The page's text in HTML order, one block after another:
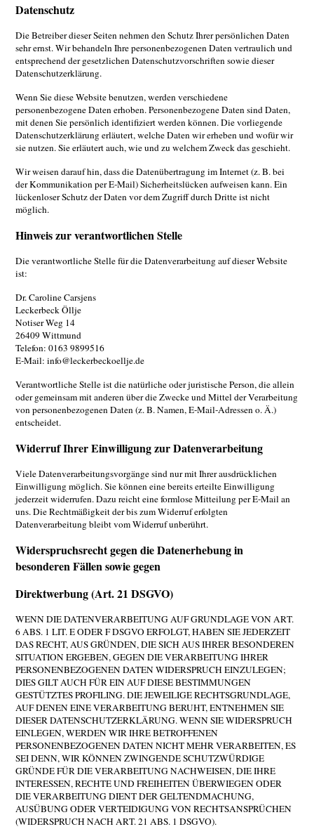
Datenschutz
Die Betreiber dieser Seiten nehmen den Schutz Ihrer persönlichen Daten
sehr ernst. Wir behandeln Ihre personenbezogenen Daten vertraulich und
entsprechend der gesetzlichen Datenschutzvorschriften sowie dieser
Datenschutzerklärung.
Wenn Sie diese Website benutzen, werden verschiedene
personenbezogene Daten erhoben. Personenbezogene Daten sind Daten,
mit denen Sie persönlich identifiziert werden können. Die vorliegende
Datenschutzerklärung erläutert, welche Daten wir erheben und wofür wir
sie nutzen. Sie erläutert auch, wie und zu welchem Zweck das geschieht.
Wir weisen darauf hin, dass die Datenübertragung im Internet (z. B. bei
der Kommunikation per E-Mail) Sicherheitslücken aufweisen kann. Ein
lückenloser Schutz der Daten vor dem Zugriff durch Dritte ist nicht
möglich.
Hinweis zur verantwortlichen Stelle
Die verantwortliche Stelle für die Datenverarbeitung auf dieser Website
ist:
Dr. Caroline Carsjens
Leckerbeck Öllje
Notiser Weg 14
26409 Wittmund
Telefon: 0163 9899516
E-Mail: info@leckerbeckoellje.de
Verantwortliche Stelle ist die natürliche oder juristische Person, die allein
oder gemeinsam mit anderen über die Zwecke und Mittel der Verarbeitung
von personenbezogenen Daten (z. B. Namen, E-Mail-Adressen o. Ä.)
entscheidet.
Widerruf Ihrer Einwilligung zur Datenverarbeitung
Viele Datenverarbeitungsvorgänge sind nur mit Ihrer ausdrücklichen
Einwilligung möglich. Sie können eine bereits erteilte Einwilligung
jederzeit widerrufen. Dazu reicht eine formlose Mitteilung per E-Mail an
uns. Die Rechtmäßigkeit der bis zum Widerruf erfolgten
Datenverarbeitung bleibt vom Widerruf unberührt.
Widerspruchsrecht gegen die Datenerhebung in
besonderen Fällen sowie gegen
Direktwerbung (Art. 21 DSGVO)
WENN DIE DATENVERARBEITUNG AUF GRUNDLAGE VON ART.
6 ABS. 1 LIT. E ODER F DSGVO ERFOLGT, HABEN SIE JEDERZEIT
DAS RECHT, AUS GRÜNDEN, DIE SICH AUS IHRER BESONDEREN
SITUATION ERGEBEN, GEGEN DIE VERARBEITUNG IHRER
PERSONENBEZOGENEN DATEN WIDERSPRUCH EINZULEGEN;
DIES GILT AUCH FÜR EIN AUF DIESE BESTIMMUNGEN
GESTÜTZTES PROFILING. DIE JEWEILIGE RECHTSGRUNDLAGE,
AUF DENEN EINE VERARBEITUNG BERUHT, ENTNEHMEN SIE
DIESER DATENSCHUTZERKLÄRUNG. WENN SIE WIDERSPRUCH
EINLEGEN, WERDEN WIR IHRE BETROFFENEN
PERSONENBEZOGENEN DATEN NICHT MEHR VERARBEITEN, ES
SEI DENN, WIR KÖNNEN ZWINGENDE SCHUTZWÜRDIGE
GRÜNDE FÜR DIE VERARBEITUNG NACHWEISEN, DIE IHRE
INTERESSEN, RECHTE UND FREIHEITEN ÜBERWIEGEN ODER
DIE VERARBEITUNG DIENT DER GELTENDMACHUNG,
AUSÜBUNG ODER VERTEIDIGUNG VON RECHTSANSPRÜCHEN
(WIDERSPRUCH NACH ART. 21 ABS. 1 DSGVO).